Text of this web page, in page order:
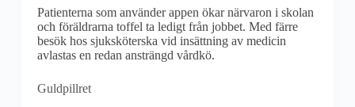
Patienterna som använder appen ökar närvaron i skolan
och föräldrarna toffel ta ledigt från jobbet. Med färre
besök hos sjuksköterska vid insättning av medicin
avlastas en redan ansträngd vårdkö.
Guldpillret